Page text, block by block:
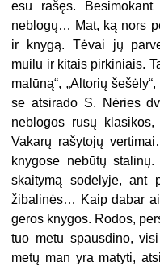
esu rašęs.
neblogų… Mat, ką nors
ir knygą. Tėvai jų
muilu ir kitais pirkiniais.
malūną“, „Altorių
se atsirado S. Nėries
neblogos rusų klasikos,
Vakarų rašytojų
knygose nebūtų
skaitymą sodelyje, ant
žibalinės… Kaip dabar
geros knygos. Rodos,
tuo metu spausdino,
metų man yra matyti,